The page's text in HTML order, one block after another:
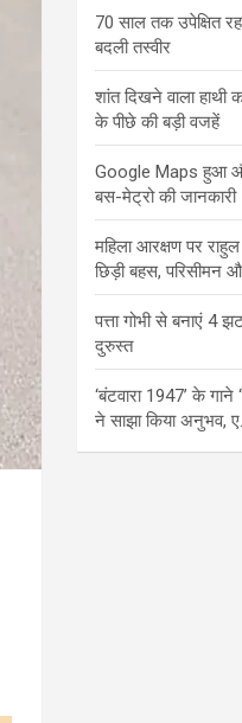
70 साल तक उपेक्षित
बदली तस्वीर
शांत दिखने वाला
के पीछे की बड़ी वजहें
Google Maps हुआ और
बस-मेट्रो की जानकारी
महिला आरक्षण पर
छिड़ी बहस, परिसीमन
पत्ता गोभी से बनाएं 4
दुरुस्त
‘बंटवारा 1947’ के
ने साझा किया अनुभव,